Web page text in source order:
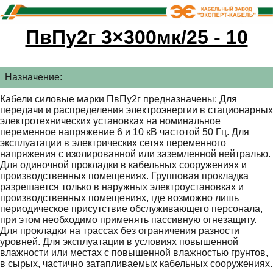
ПвПу2г 3×300мк/25 - 10
Назначение:
Кабели силовые марки ПвПу2г предназначены: Для
передачи и распределения электроэнергии в стационарных
электротехнических установках на номинальное
переменное напряжение 6 и 10 кВ частотой 50 Гц. Для
эксплуатации в электрических сетях переменного
напряжения с изолированной или заземленной нейтралью.
Для одиночной прокладки в кабельных сооружениях и
производственных помещениях. Групповая прокладка
разрешается только в наружных электроустановках и
производственных помещениях, где возможно лишь
периодическое присутствие обслуживающего персонала,
при этом необходимо применять пассивную огнезащиту.
Для прокладки на трассах без ограничения разности
уровней. Для эксплуатации в условиях повышенной
влажности или местах с повышенной влажностью грунтов,
в сырых, частично затапливаемых кабельных сооружениях.